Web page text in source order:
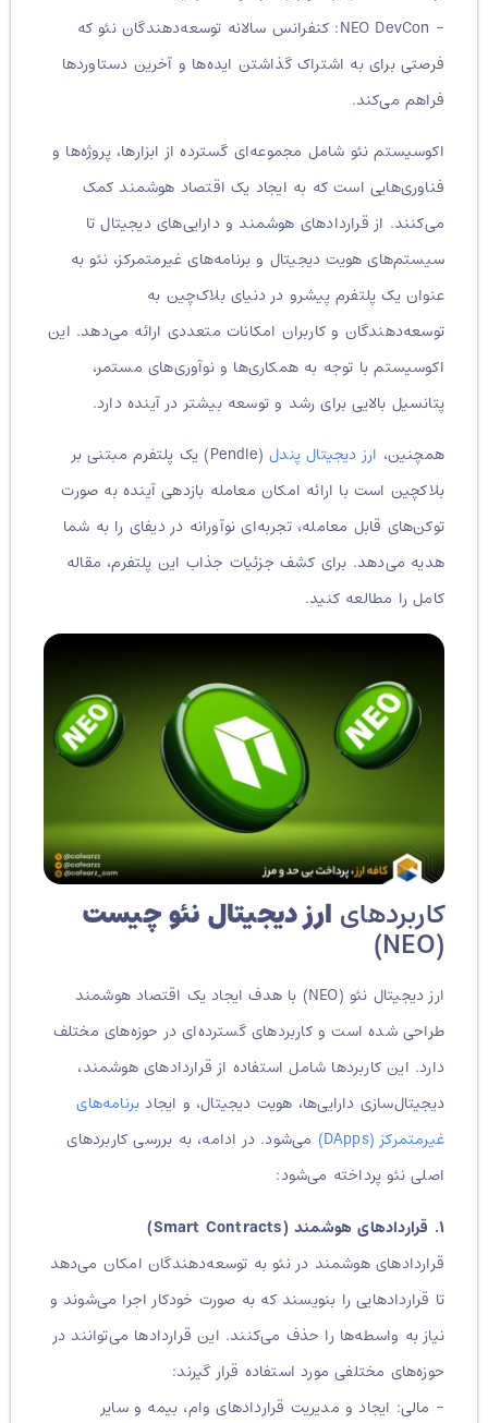
– NEO DevCon: کنفرانس سالانه توسعه‌دهندگان نئو که
فرصتی برای به اشتراک گذاشتن ایده‌ها و آخرین دستاوردها
فراهم می‌کند.
اکوسیستم نئو شامل مجموعه‌ای گسترده از ابزارها، پروژه‌ها و
فناوری‌هایی است که به ایجاد یک اقتصاد هوشمند کمک
می‌کنند. از قراردادهای هوشمند و دارایی‌های دیجیتال تا
سیستم‌های هویت دیجیتال و برنامه‌های غیرمتمرکز، نئو به
عنوان یک پلتفرم پیشرو در دنیای بلاک‌چین به
توسعه‌دهندگان و کاربران امکانات متعددی ارائه می‌دهد. این
اکوسیستم با توجه به همکاری‌ها و نوآوری‌های مستمر،
پتانسیل بالایی برای رشد و توسعه بیشتر در آینده دارد.
همچنین،ارز دیجیتال پندل
(Pendle) یک پلتفرم مبتنی بر
بلاکچین است با ارائه امکان معامله بازدهی آینده به صورت
توکن‌های قابل معامله، تجربه‌ای نوآورانه در دیفای را به شما
هدیه می‌دهد. برای کشف جزئیات جذاب این پلتفرم، مقاله
کامل را مطالعه کنید.
کاربردهایارز دیجیتال نئو چیست
ارز دیجیتال نئو (NEO) با هدف ایجاد یک اقتصاد هوشمند
طراحی شده است و کاربردهای گسترده‌ای در حوزه‌های مختلف
دارد. این کاربردها شامل استفاده از قراردادهای هوشمند،
دیجیتال‌سازی دارایی‌ها، هویت دیجیتال، و ایجادبرنامه‌های
غیرمتمرکز (DApps)
می‌شود. در ادامه، به بررسی کاربردهای
اصلی نئو پرداخته می‌شود:
قراردادهای هوشمند در نئو به توسعه‌دهندگان امکان می‌دهد
تا قراردادهایی را بنویسند که به صورت خودکار اجرا می‌شوند و
نیاز به واسطه‌ها را حذف می‌کنند. این قراردادها می‌توانند در
حوزه‌های مختلفی مورد استفاده قرار گیرند:
– مالی: ایجاد و مدیریت قراردادهای وام، بیمه و سایر